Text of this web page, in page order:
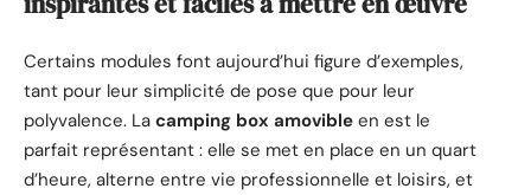
Certains modules font aujourd’hui figure d’exemples,
tant pour leur simplicité de pose que pour leur
polyvalence. La camping box amovible en est le
parfait représentant : elle se met en place en un quart
d’heure, alterne entre vie professionnelle et loisirs, et